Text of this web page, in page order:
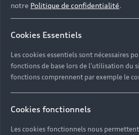
notre Politique de confidentialité.
Cookies Essentiels
Les cookies essentiels sont nécessaires
fonctions de base lors de l'utilisation du
fonctions comprennent par exemple le
Cookies fonctionnels
Les cookies fonctionnels nous